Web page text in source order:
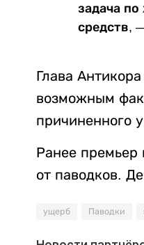
задача
средств,
Глава
возможным
причиненного
Ранее премьер
от паводков.
ущерб Паводки